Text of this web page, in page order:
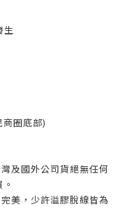
生
圈底部)
及國外公司貨絕無任何
美，少許溢膠脫線皆為